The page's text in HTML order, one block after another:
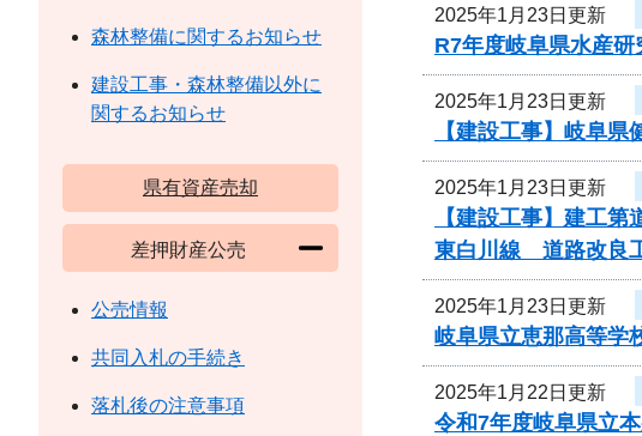
2025年1月23日更新
R7年度岐阜県水産
2025年1月23日更新
【建設工事】岐阜
2025年1月23日更新
【建設工事】建工
東白川線 道路改良
2025年1月23日更新
岐阜県立恵那高等学
2025年1月22日更新
令和7年度岐阜県立
森林整備に関するお知らせ
建設工事・森林整備以外に
関するお知らせ
県有資産売却
差押財産公売
公売情報
共同入札の手続き
落札後の注意事項